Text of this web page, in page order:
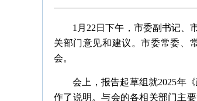
1月22日下午，市委副书记、
关部门意见和建议。市委常委、
会。
会上，报告起草组就2025年
作了说明。与会的各相关部门主